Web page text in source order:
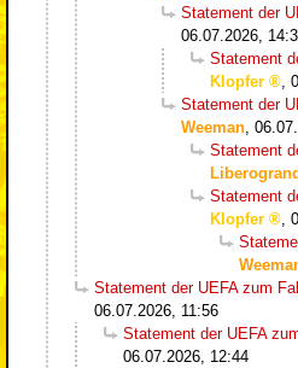
Statement der
06.07.2026,
Statement
Klopfer
Statement der
Weeman
Statement
Statement
Klopfer
Statement der UEFA zum
06.07.2026, 11:56
Statement der UEFA
06.07.2026, 12:44